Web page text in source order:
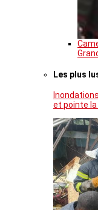
Les plus
et pointe